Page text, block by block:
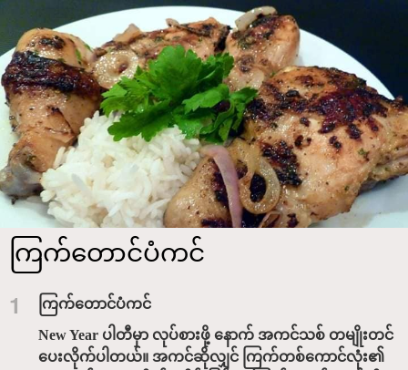
ကြက်တောင်ပံကင်
1
ကြက်တောင်ပံကင်
New Year ပါတီမှာ လုပ်စားဖို့ နောက် အကင်သစ် တမျိုးတင်
ပေးလိုက်ပါတယ်။ အကင်ဆိုလျှင် ကြက်တစ်ကောင်လုံး၏